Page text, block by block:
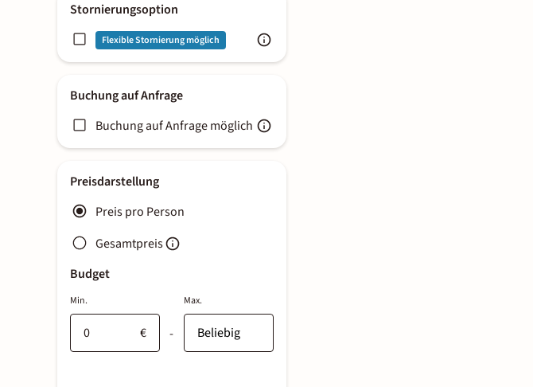
Stornierungsoption
Flexible Stornierung möglich
Buchung auf Anfrage
Buchung auf Anfrage möglich
Preisdarstellung
Preis pro Person
Gesamtpreis
Budget
Min.
€ -
Max.